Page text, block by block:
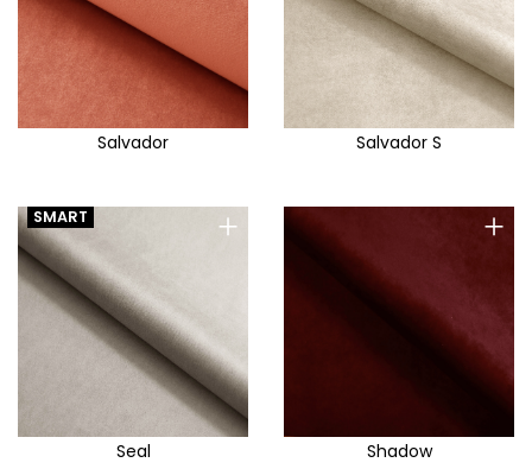
Salvador Salvador S
+
SMART
Seal
+
Shadow